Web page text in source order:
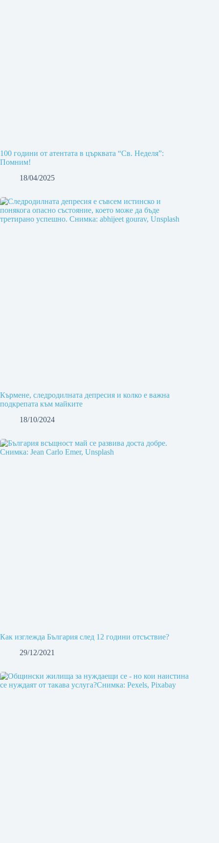
100 години от атентата в църквата “Св. Неделя”:
Помним!
18/04/2025
Кърмене, следродилната депресия и колко е важна
подкрепата към майките
18/10/2024
Как изглежда България след 12 години отсъствие?
29/12/2021